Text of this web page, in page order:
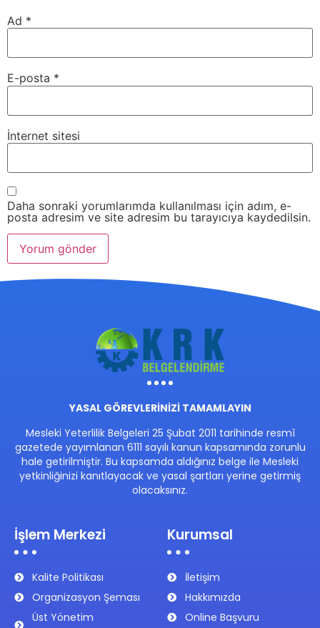
Ad *
E-posta *
İnternet sitesi
Daha sonraki yorumlarımda kullanılması için adım, e-
posta adresim ve site adresim bu tarayıcıya kaydedilsin.
YASAL GÖREVLERİNİZİ TAMAMLAYIN
Mesleki Yeterlilik Belgeleri 25 Şubat 2011 tarihinde resmî
gazetede yayımlanan 6111 sayılı kanun kapsamında zorunlu
hale getirilmiştir. Bu kapsamda aldığınız belge ile Mesleki
yetkinliğinizi kanıtlayacak ve yasal şartları yerine getirmiş
olacaksınız.
İşlem Merkezi
Kalite Politikası
Organizasyon Şeması
Üst Yönetim
Kurumsal
İletişim
Hakkımızda
Online Başvuru